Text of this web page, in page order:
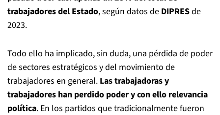
trabajadores del Estado, según datos de DIPRESde
2023.
Todo ello ha implicado, sin duda, una pérdida de poder
de sectores estratégicos y del movimiento de
trabajadores en general. Las trabajadoras y
trabajadores han perdido poder y con ello relevancia
política. En los partidos que tradicionalmente fueron